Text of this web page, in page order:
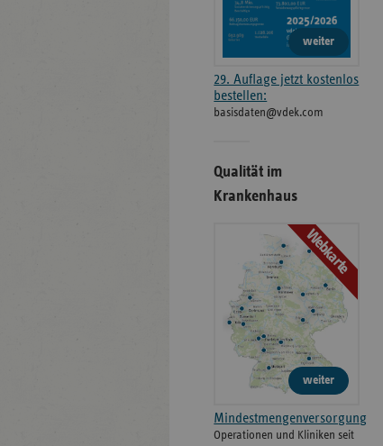
weiter
29. Auflage jetzt kostenlos
bestellen:
basisdaten@vdek.com
Qualität im
Krankenhaus
Webkarte
weiter
Mindestmengenversorgung
Operationen und Kliniken seit